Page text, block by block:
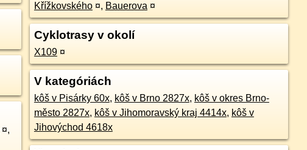
¤,
Křížkovského ¤, Bauerova ¤
Cyklotrasy v okolí
X109 ¤
V kategóriách
kôš v Pisárky 60x, kôš v Brno 2827x, kôš v okres Brno-
město 2827x, kôš v Jihomoravský kraj 4414x, kôš v
Jihovýchod 4618x